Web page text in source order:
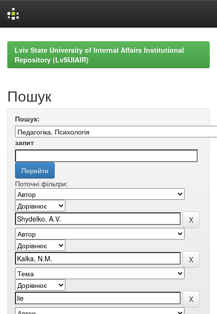
navigationLviv State University of Internal Affairs Institutional
Repository (LvSUIAIR)
Пошук
Пошук:
запит
Поточні фільтри: